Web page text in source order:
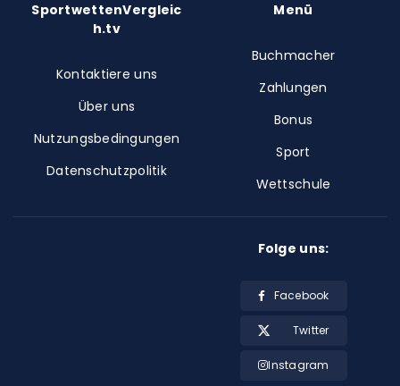
SportwettenVergleic
h.tv
Kontaktiere uns
Über uns
Nutzungsbedingungen
Datenschutzpolitik
Menü
Buchmacher
Zahlungen
Bonus
Sport
Wettschule
Folge uns:
Facebook
Twitter
Instagram